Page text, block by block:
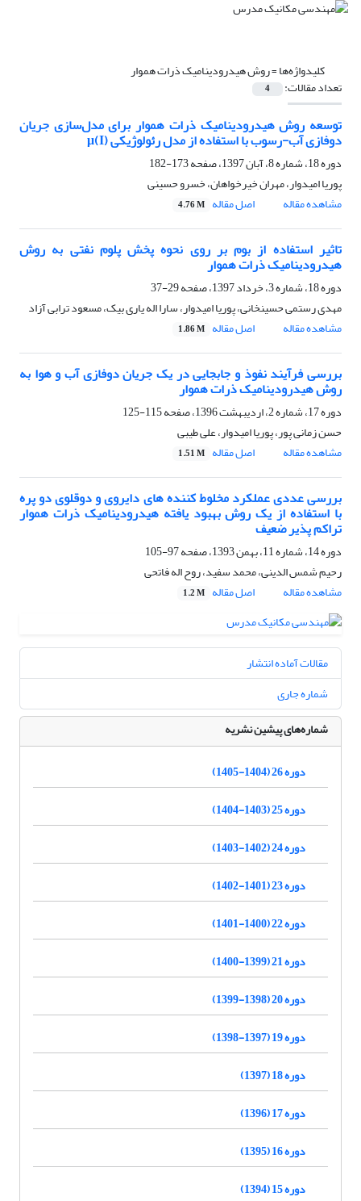
کلیدواژه‌ها =روش هیدرودینامیک ذرات هموار
تعداد مقالات: 4
توسعه روش هیدرودینامیک ذرات هموار برای مدل‌سازی جریان
دوفازی آب-رسوب با استفاده از مدل رئولوژیکی μ(I)
دوره 18، شماره 8، آبان 1397، صفحه
173-182
پوریا امیدوار، مهران خیرخواهان، خسرو حسینی
مشاهده مقاله
اصل مقاله 4.76 M
تاثیر استفاده از بوم بر روی نحوه پخش پلوم نفتی به روش
هیدرودینامیک ذرات هموار
دوره 18، شماره 3، خرداد 1397، صفحه
29-37
مهدی رستمی حسینخانی، پوریا امیدوار، سارا اله یاری بیک، مسعود ترابی آزاد
مشاهده مقاله
اصل مقاله 1.86 M
بررسی فرآیند نفوذ و جابجایی در یک جریان دوفازی آب و هوا به
روش هیدرودینامیک ذرات هموار
دوره 17، شماره 2، اردیبهشت 1396، صفحه
115-125
حسن زمانی پور، پوریا امیدوار، علی طیبی
مشاهده مقاله
اصل مقاله 1.51 M
بررسی عددی عملکرد مخلوط کننده های دایروی و دوقلوی دو پره
با استفاده از یک روش بهبود یافته هیدرودینامیک ذرات هموار
تراکم پذیر ضعیف
دوره 14، شماره 11، بهمن 1393، صفحه
97-105
رحیم شمس الدینی، محمد سفید، روح اله فاتحی
مشاهده مقاله
اصل مقاله 1.2 M
مقالات آماده انتشار
شماره جاری
شماره‌های پیشین نشریه
دوره 26 (1404-1405)
دوره 25 (1403-1404)
دوره 24 (1402-1403)
دوره 23 (1401-1402)
دوره 22 (1400-1401)
دوره 21 (1399-1400)
دوره 20 (1398-1399)
دوره 19 (1397-1398)
دوره 18 (1397)
دوره 17 (1396)
دوره 16 (1395)
دوره 15 (1394)